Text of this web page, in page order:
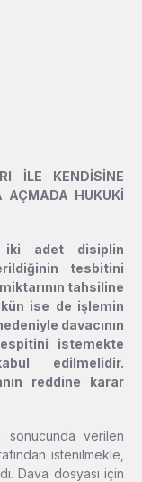
İLE KENDİSİNE
AÇMADA HUKUKİ
iki adet disiplin
tesbitini
tahsiline
ise de işlemin
davacının
istemekte
edilmelidir.
reddine karar
sonucunda verilen
istenilmekle,
Dava dosyası için